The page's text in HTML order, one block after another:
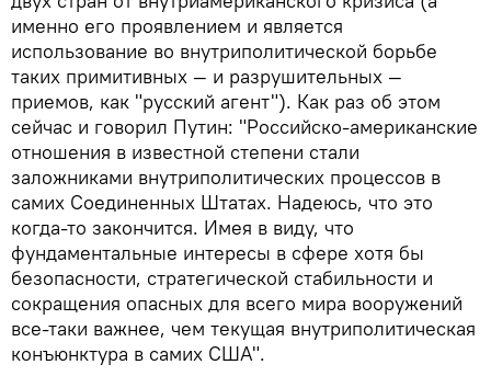
именно его проявлением и является
использование во внутриполитической борьбе
таких примитивных — и разрушительных —
приемов, как "русский агент"). Как раз об этом
сейчас и говорил Путин: "Российско-американские
отношения в известной степени стали
заложниками внутриполитических процессов в
самих Соединенных Штатах. Надеюсь, что это
когда-то закончится. Имея в виду, что
фундаментальные интересы в сфере хотя бы
безопасности, стратегической стабильности и
сокращения опасных для всего мира вооружений
все-таки важнее, чем текущая внутриполитическая
конъюнктура в самих США".